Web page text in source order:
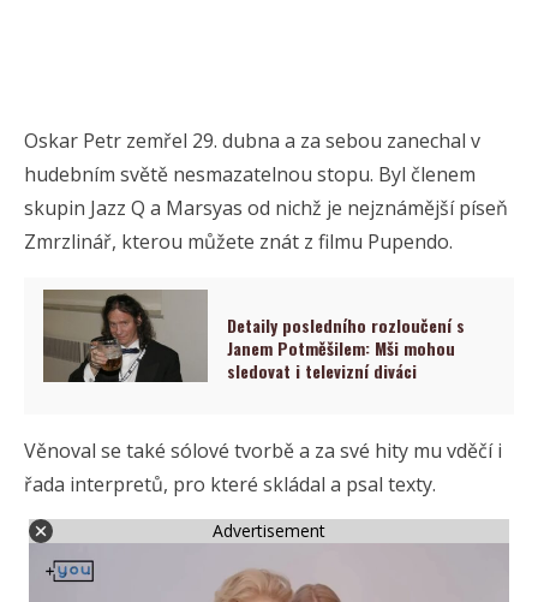
Oskar Petr zemřel 29. dubna a za sebou zanechal v
hudebním světě nesmazatelnou stopu. Byl členem
skupin Jazz Q a Marsyas od nichž je nejznámější píseň
Zmrzlinář, kterou můžete znát z filmu Pupendo.
Detaily posledního rozloučení s
Janem Potměšilem: Mši mohou
sledovat i televizní diváci
Věnoval se také sólové tvorbě a za své hity mu vděčí i
řada interpretů, pro které skládal a psal texty.
Advertisement